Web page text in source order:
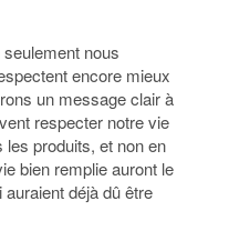
nous
encore mieux
un message clair à
respecter notre vie
produits, et non en
bien remplie auront le
déjà dû être